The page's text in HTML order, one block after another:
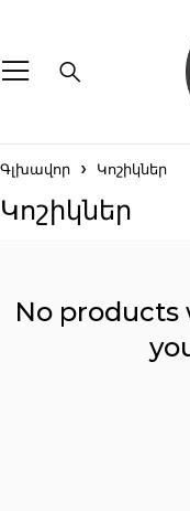
Գլխավոր Կոշիկներ
Կոշիկներ
No